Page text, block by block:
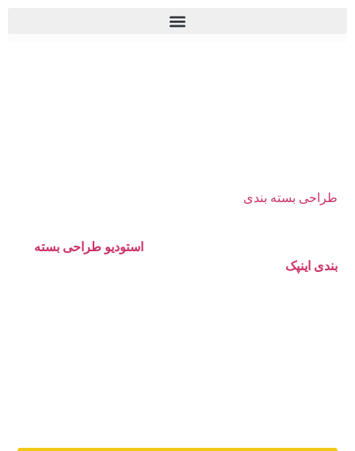
طراحی بسته بندی
استودیو طراحی بسته
بندی اینپک